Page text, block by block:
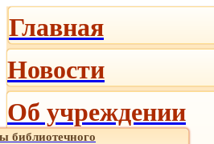
Главная
Новости
Об учреждении
библиотечного